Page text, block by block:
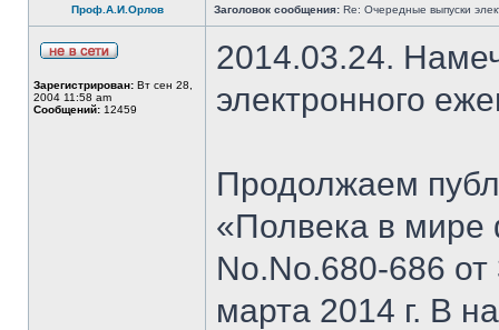
Проф.А.И.Орлов Заголовок сообщения: Re: Очередные выпуски
Зарегистрирован: Вт сен 28,
2004 11:58 am
Сообщений: 12459
2014.03.24.
электронного
Продолжаем
«Полвека в мире
No.No.680-686
марта 2014 г. В